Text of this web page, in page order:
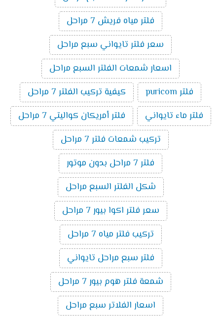
فلتر مياه فريش 7 مراحل
سعر فلتر تايواني سبع مراحل
اسعار شمعات الفلتر السبع مراحل
فلتر puricom
كيفية تركيب الفلتر 7 مراحل
فلتر ماء تايواني
فلتر أمريكان كواليتي 7 مراحل
تركيب شمعات فلتر 7 مراحل
فلتر 7 مراحل بدون موتور
شكل الفلتر السبع مراحل
سعر فلتر اكوا بيور 7 مراحل
تركيب فلتر مياه 7 مراحل
فلتر سبع مراحل تايواني
شمعة فلتر هوم بيور 7 مراحل
اسعار الفلاتر سبع مراحل